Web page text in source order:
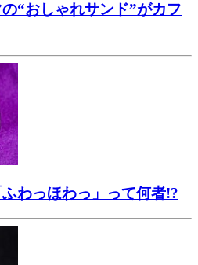
“おしゃれサンド”がカフ
ふわっほわっ」って何者!?